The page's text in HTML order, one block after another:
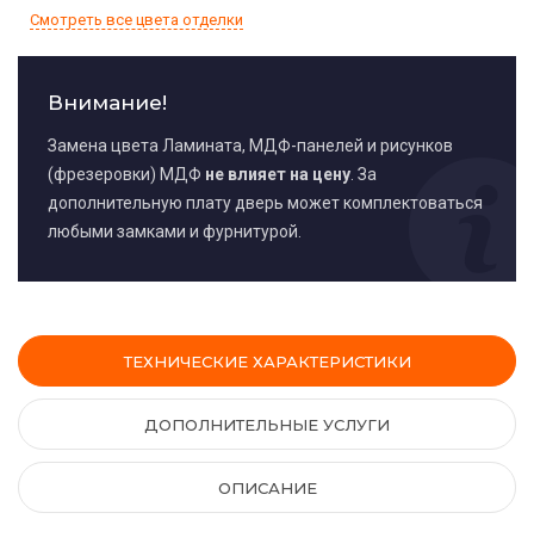
Смотреть все цвета отделки
Внимание!
Замена цвета Ламината, МДФ-панелей и рисунков
(фрезеровки) МДФ не влияет на цену . За
дополнительную плату дверь может комплектоваться
любыми замками и фурнитурой.
ТЕХНИЧЕСКИЕ ХАРАКТЕРИСТИКИ
ДОПОЛНИТЕЛЬНЫЕ УСЛУГИ
ОПИСАНИЕ